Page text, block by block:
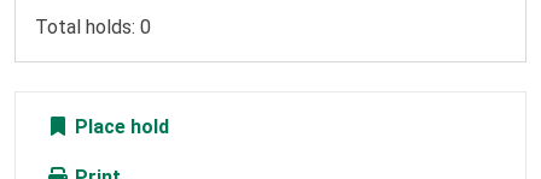
Total holds: 0
Place hold